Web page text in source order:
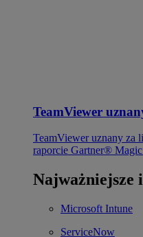
TeamViewer
TeamViewer uznany za
raporcie Gartner®
Najważniejsze
Microsoft Intune
ServiceNow